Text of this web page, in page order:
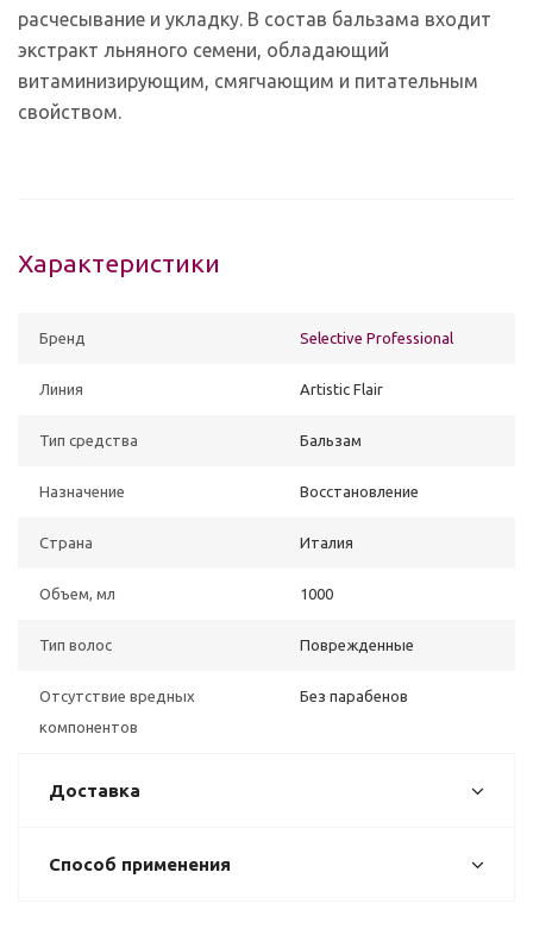
расчесывание и укладку. В состав бальзама входит
экстракт льняного семени, обладающий
витаминизирующим, смягчающим и питательным
свойством.
Характеристики
Бренд Selective Professional
Линия Artistic Flair
Тип средства Бальзам
Назначение Восстановление
Страна Италия
Объем, мл 1000
Тип волос Поврежденные
Отсутствие вредных
компонентов
Без парабенов
Доставка
Способ применения